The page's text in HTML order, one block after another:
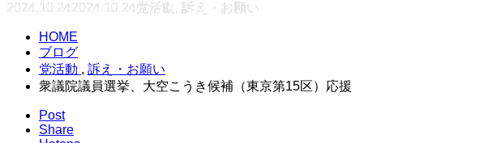
2024.10.242024.10.24党活動 , 訴え・お願い
HOME
ブログ
党活動 , 訴え・お願い
衆議院議員選挙、大空こうき候補（東京第15区）応援
Post
Share